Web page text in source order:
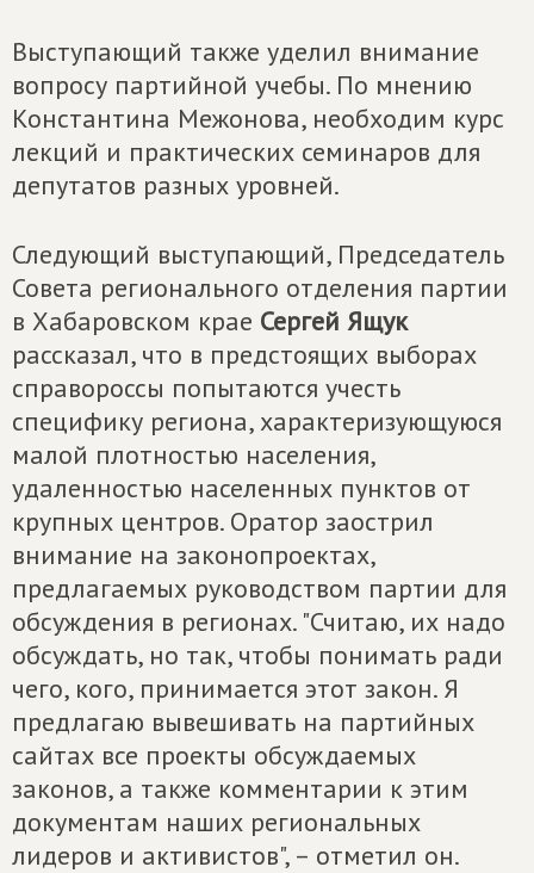
Выступающий также уделил внимание
вопросу партийной учебы. По мнению
Константина Межонова, необходим курс
лекций и практических семинаров для
депутатов разных уровней.
Следующий выступающий, Председатель
Совета регионального отделения партии
в Хабаровском крае Сергей Ящук
рассказал, что в предстоящих выборах
справороссы попытаются учесть
специфику региона, характеризующуюся
малой плотностью населения,
удаленностью населенных пунктов от
крупных центров. Оратор заострил
внимание на законопроектах,
предлагаемых руководством партии для
обсуждения в регионах. "Считаю, их надо
обсуждать, но так, чтобы понимать ради
чего, кого, принимается этот закон. Я
предлагаю вывешивать на партийных
сайтах все проекты обсуждаемых
законов, а также комментарии к этим
документам наших региональных
лидеров и активистов", – отметил он.